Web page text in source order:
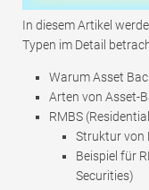
In diesem Artikel
Typen im Detail
Warum Asset
Arten von Asset-
RMBS
Struktur von
Beispiel für
Securities)